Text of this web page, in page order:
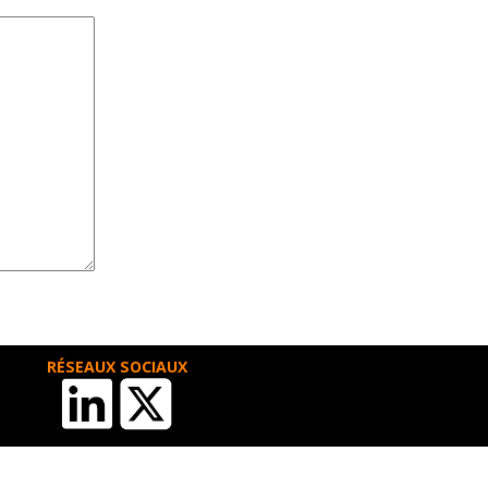
RÉSEAUX SOCIAUX